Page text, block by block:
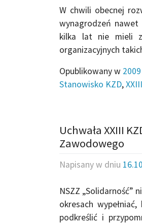
W chwili obecnej
wynagrodzeń
kilka lat nie mieli
organizacyjnych
Opublikowany w
Stanowisko KZD,
Uchwała XXIII
Zawodowego
Napisany w dniu
NSZZ „Solidarność”
okresach
podkreślić i